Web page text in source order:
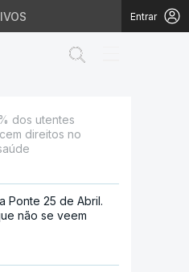
Entrar
à
dos utentes
direitos no
Ponte 25 de Abril.
não se veem